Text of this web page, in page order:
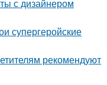
с дизайнером
супергеройские
рекомендуют